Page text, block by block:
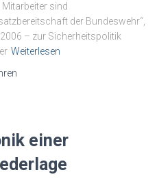
sind
der Bundeswehr“,
– zur Sicherheitspolitik
Weiterlesen
einer